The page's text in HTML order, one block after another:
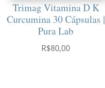
Trimag Vitamina D K
Curcumina 30 Cápsulas |
Pura Lab
R$80,00